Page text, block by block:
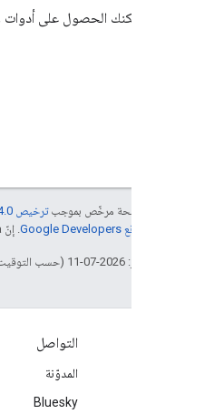
يمكنك الحصول على
إنّ محتوى هذه الصفحة مرخّص بموجبترخيص Creative Commons Attribution 4.0‏
سياسات موقع Google Developers‏ . إنّ Java هي علامة تجارية مسجَّلة لشركة Oracle و/أو شركائها التابعين.
تاريخ التعديل الأخير: 2026-07-11 (حسب التوقيت العالمي المتفَّق عليه)
التواصل
المدوّنة
Bluesky